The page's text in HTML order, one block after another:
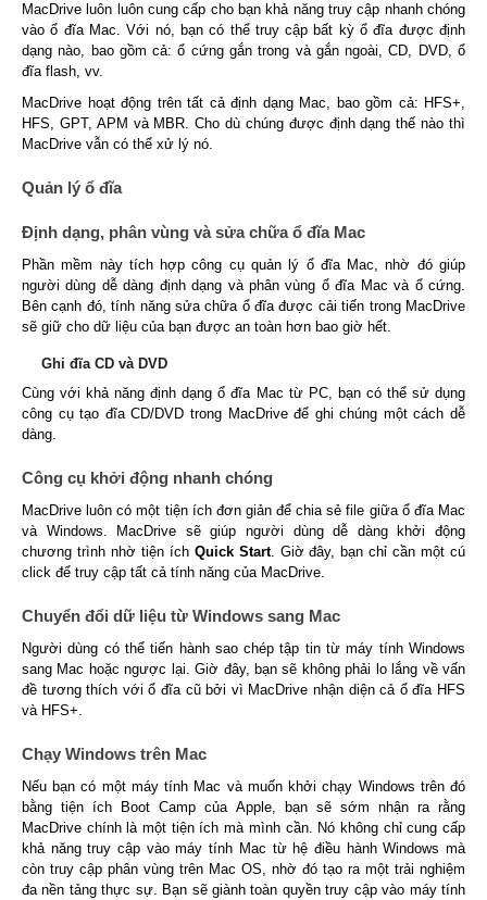
MacDrive luôn luôn cung cấp cho bạn khả năng truy cập nhanh chóng
vào ổ đĩa Mac. Với nó, bạn có thể truy cập bất kỳ ổ đĩa được định
dạng nào, bao gồm cả: ổ cứng gắn trong và gắn ngoài, CD, DVD, ổ
đĩa flash, vv.
MacDrive hoạt động trên tất cả định dạng Mac, bao gồm cả: HFS+,
HFS, GPT, APM và MBR. Cho dù chúng được định dạng thế nào thì
MacDrive vẫn có thể xử lý nó.
Quản lý ổ đĩa
Định dạng, phân vùng và sửa chữa ổ đĩa Mac
Phần mềm này tích hợp công cụ quản lý ổ đĩa Mac, nhờ đó giúp
người dùng dễ dàng định dạng và phân vùng ổ đĩa Mac và ổ cứng.
Bên cạnh đó, tính năng sửa chữa ổ đĩa được cải tiến trong MacDrive
sẽ giữ cho dữ liệu của bạn được an toàn hơn bao giờ hết.
Ghi đĩa CD và DVD
Cùng với khả năng định dạng ổ đĩa Mac từ PC, bạn có thể sử dụng
công cụ tạo đĩa CD/DVD trong MacDrive để ghi chúng một cách dễ
dàng.
Công cụ khởi động nhanh chóng
MacDrive luôn có một tiện ích đơn giản để chia sẻ file giữa ổ đĩa Mac
và Windows. MacDrive sẽ giúp người dùng dễ dàng khởi động
chương trình nhờ tiện ích Quick Start. Giờ đây, bạn chỉ cần một cú
click để truy cập tất cả tính năng của MacDrive.
Chuyển đổi dữ liệu từ Windows sang Mac
Người dùng có thể tiến hành sao chép tập tin từ máy tính Windows
sang Mac hoặc ngược lại. Giờ đây, bạn sẽ không phải lo lắng về vấn
đề tương thích với ổ đĩa cũ bởi vì MacDrive nhận diện cả ổ đĩa HFS
và HFS+.
Chạy Windows trên Mac
Nếu bạn có một máy tính Mac và muốn khởi chạy Windows trên đó
bằng tiện ích Boot Camp của Apple, bạn sẽ sớm nhận ra rằng
MacDrive chính là một tiện ích mà mình cần. Nó không chỉ cung cấp
khả năng truy cập vào máy tính Mac từ hệ điều hành Windows mà
còn truy cập phân vùng trên Mac OS, nhờ đó tạo ra một trải nghiệm
đa nền tảng thực sự. Bạn sẽ giành toàn quyền truy cập vào máy tính